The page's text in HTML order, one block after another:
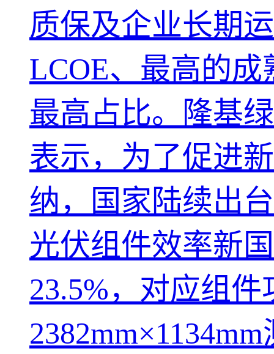
质保及企业长期
LCOE、最高的
最高占比。隆基
表示，为了促进
纳，国家陆续出
光伏组件效率新
23.5%，对应组